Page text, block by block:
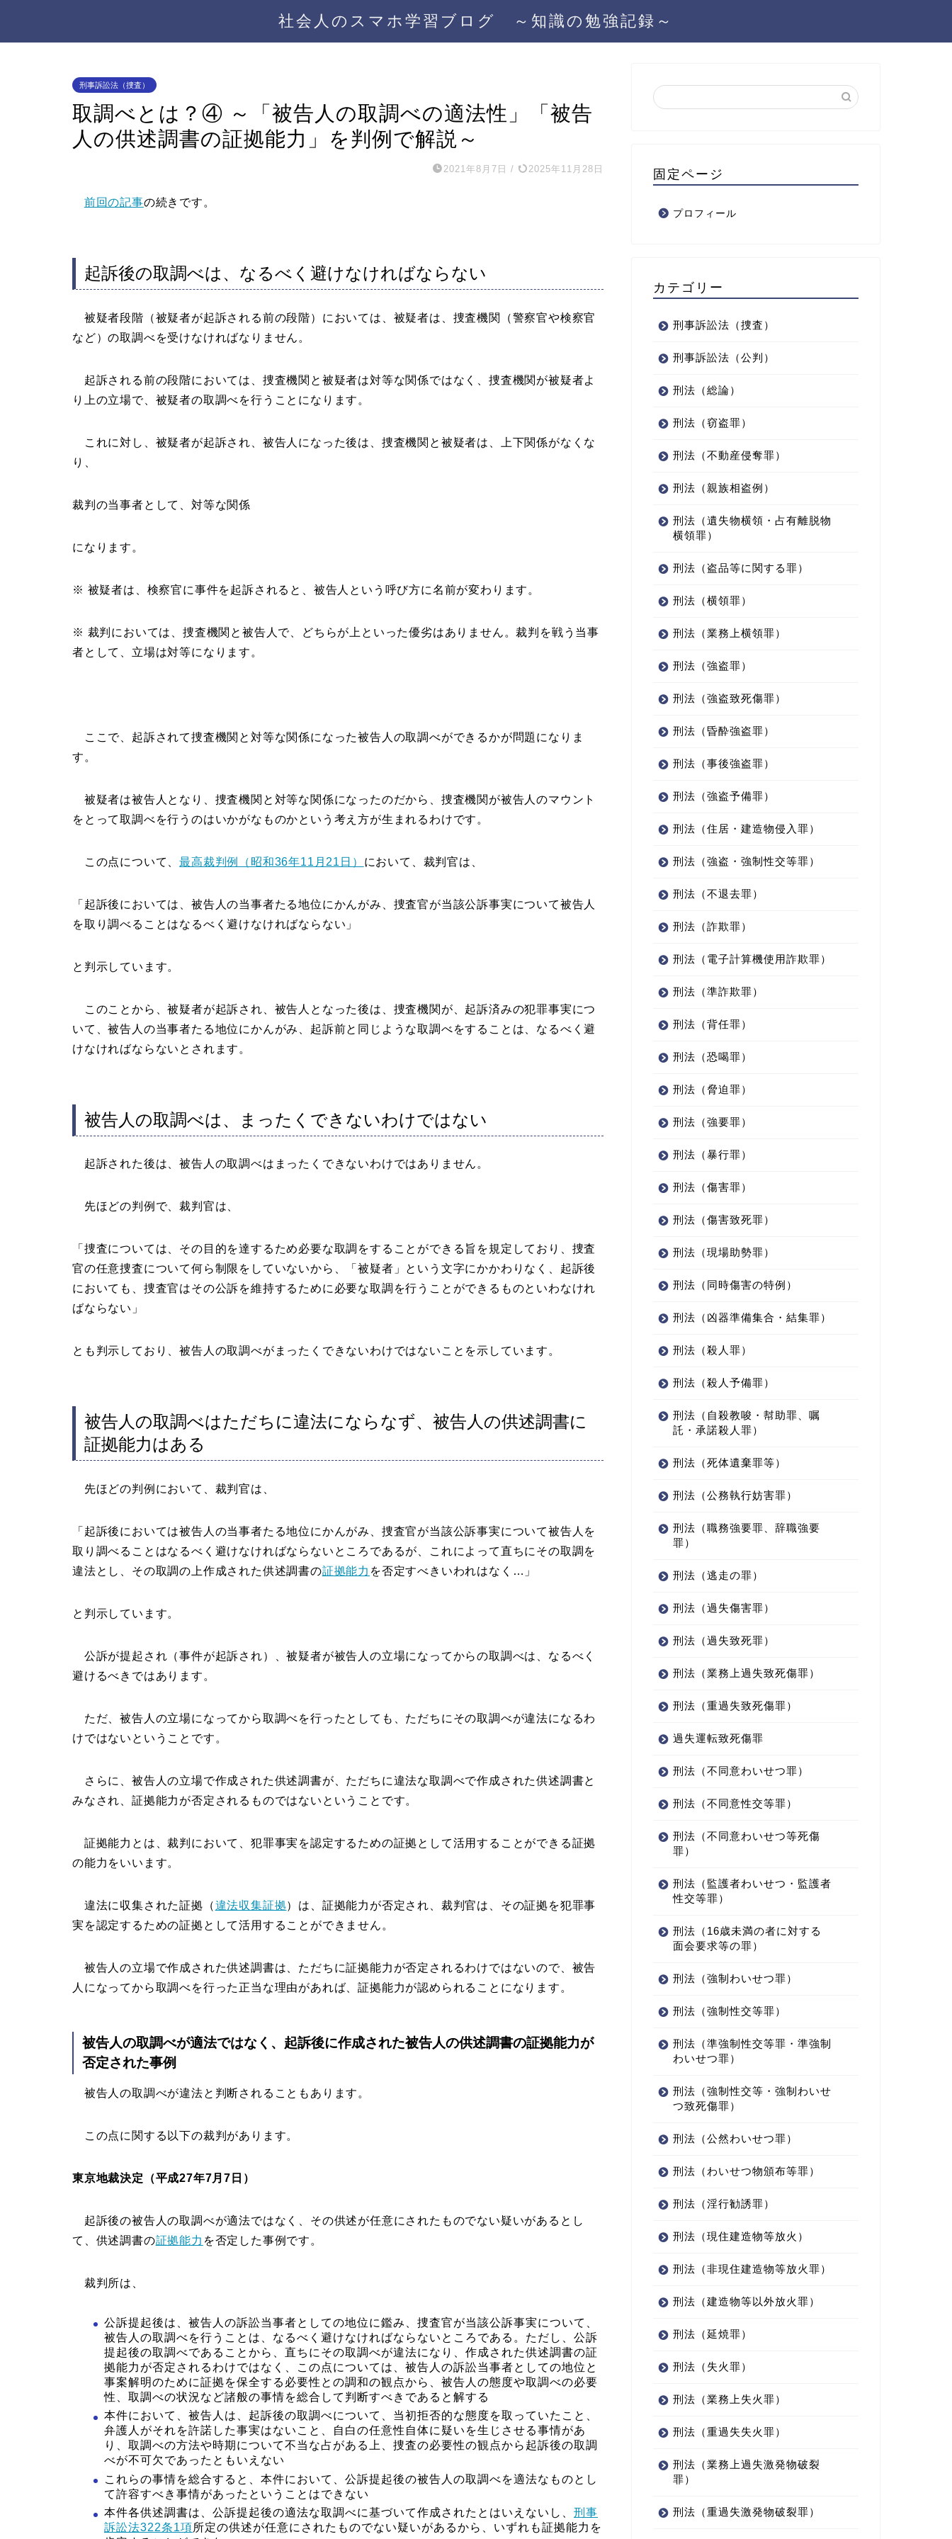
社会人のスマホ学習ブログ ～知識の勉強記録～
刑事訴訟法（捜査）
取調べとは？④ ～「被告人の取調べの適法性」「被告
人の供述調書の証拠能力」を判例で解説～
2021年8月7日 / 2025年11月28日
前回の記事の続きです。
起訴後の取調べは、なるべく避けなければならない
被疑者段階（被疑者が起訴される前の段階）においては、被疑者は、捜査機関（警察官や検察官
など）の取調べを受けなければなりません。
起訴される前の段階においては、捜査機関と被疑者は対等な関係ではなく、捜査機関が被疑者よ
り上の立場で、被疑者の取調べを行うことになります。
これに対し、被疑者が起訴され、被告人になった後は、捜査機関と被疑者は、上下関係がなくな
り、
裁判の当事者として、対等な関係
になります。
※ 被疑者は、検察官に事件を起訴されると、被告人という呼び方に名前が変わります。
※ 裁判においては、捜査機関と被告人で、どちらが上といった優劣はありません。裁判を戦う当事
者として、立場は対等になります。
ここで、起訴されて捜査機関と対等な関係になった被告人の取調べができるかが問題になりま
す。
被疑者は被告人となり、捜査機関と対等な関係になったのだから、捜査機関が被告人のマウント
をとって取調べを行うのはいかがなものかという考え方が生まれるわけです。
この点について、最高裁判例（昭和36年11月21日） において、裁判官は、
「起訴後においては、被告人の当事者たる地位にかんがみ、捜査官が当該公訴事実について被告人
を取り調べることはなるべく避けなければならない」
と判示しています。
このことから、被疑者が起訴され、被告人となった後は、捜査機関が、起訴済みの犯罪事実につ
いて、被告人の当事者たる地位にかんがみ、起訴前と同じような取調べをすることは、なるべく避
けなければならないとされます。
被告人の取調べは、まったくできないわけではない
起訴された後は、被告人の取調べはまったくできないわけではありません。
先ほどの判例で、裁判官は、
「捜査については、その目的を達するため必要な取調をすることができる旨を規定しており、捜査
官の任意捜査について何ら制限をしていないから、「被疑者」という文字にかかわりなく、起訴後
においても、捜査官はその公訴を維持するために必要な取調を行うことができるものといわなけれ
ばならない」
とも判示しており、被告人の取調べがまったくできないわけではないことを示しています。
被告人の取調べはただちに違法にならなず、被告人の供述調書に
証拠能力はある
先ほどの判例において、裁判官は、
「起訴後においては被告人の当事者たる地位にかんがみ、捜査官が当該公訴事実について被告人を
取り調べることはなるべく避けなければならないところであるが、これによって直ちにその取調を
違法とし、その取調の上作成された供述調書の証拠能力 を否定すべきいわれはなく…」
と判示しています。
公訴が提起され（事件が起訴され）、被疑者が被告人の立場になってからの取調べは、なるべく
避けるべきではあります。
ただ、被告人の立場になってから取調べを行ったとしても、ただちにその取調べが違法になるわ
けではないということです。
さらに、被告人の立場で作成された供述調書が、ただちに違法な取調べで作成された供述調書と
みなされ、証拠能力が否定されるものではないということです。
証拠能力とは、裁判において、犯罪事実を認定するための証拠として活用することができる証拠
の能力をいいます。
違法に収集された証拠（違法収集証拠）は、証拠能力が否定され、裁判官は、その証拠を犯罪事
実を認定するための証拠として活用することができません。
被告人の立場で作成された供述調書は、ただちに証拠能力が否定されるわけではないので、被告
人になってから取調べを行った正当な理由があれば、証拠能力が認められることになります。
被告人の取調べが適法ではなく、起訴後に作成された被告人の供述調書の証拠能力が
否定された事例
被告人の取調べが違法と判断されることもあります。
この点に関する以下の裁判があります。
東京地裁決定（平成27年7月7日）
起訴後の被告人の取調べが適法ではなく、その供述が任意にされたものでない疑いがあるとし
て、供述調書の証拠能力 を否定した事例です。
裁判所は、
公訴提起後は、被告人の訴訟当事者としての地位に鑑み、捜査官が当該公訴事実について、
被告人の取調べを行うことは、なるべく避けなければならないところである。ただし、公訴
提起後の取調べであることから、直ちにその取調べが違法になり、作成された供述調書の証
拠能力が否定されるわけではなく、この点については、被告人の訴訟当事者としての地位と
事案解明のために証拠を保全する必要性との調和の観点から、被告人の態度や取調べの必要
性、取調べの状況など諸般の事情を総合して判断すべきであると解する
本件において、被告人は、起訴後の取調べについて、当初拒否的な態度を取っていたこと、
弁護人がそれを許諾した事実はないこと、自白の任意性自体に疑いを生じさせる事情があ
り、取調べの方法や時期について不当な占がある上、捜査の必要性の観点から起訴後の取調
べが不可欠であったともいえない
これらの事情を総合すると、本件において、公訴提起後の被告人の取調べを適法なものとし
て許容すべき事情があったということはできない
本件各供述調書は、公訴提起後の適法な取調べに基づいて作成されたとはいえないし、 刑事
訴訟法322条1項所定の供述が任意にされたものでない疑いがあるから、いずれも証拠能力を
固定ページ
プロフィール
カテゴリー
刑事訴訟法（捜査）
刑事訴訟法（公判）
刑法（総論）
刑法（窃盗罪）
刑法（不動産侵奪罪）
刑法（親族相盗例）
刑法（遺失物横領・占有離脱物
横領罪）
刑法（盗品等に関する罪）
刑法（横領罪）
刑法（業務上横領罪）
刑法（強盗罪）
刑法（強盗致死傷罪）
刑法（昏酔強盗罪）
刑法（事後強盗罪）
刑法（強盗予備罪）
刑法（住居・建造物侵入罪）
刑法（強盗・強制性交等罪）
刑法（不退去罪）
刑法（詐欺罪）
刑法（電子計算機使用詐欺罪）
刑法（準詐欺罪）
刑法（背任罪）
刑法（恐喝罪）
刑法（脅迫罪）
刑法（強要罪）
刑法（暴行罪）
刑法（傷害罪）
刑法（傷害致死罪）
刑法（現場助勢罪）
刑法（同時傷害の特例）
刑法（凶器準備集合・結集罪）
刑法（殺人罪）
刑法（殺人予備罪）
刑法（自殺教唆・幇助罪、嘱
託・承諾殺人罪）
刑法（死体遺棄罪等）
刑法（公務執行妨害罪）
刑法（職務強要罪、辞職強要
罪）
刑法（逃走の罪）
刑法（過失傷害罪）
刑法（過失致死罪）
刑法（業務上過失致死傷罪）
刑法（重過失致死傷罪）
過失運転致死傷罪
刑法（不同意わいせつ罪）
刑法（不同意性交等罪）
刑法（不同意わいせつ等死傷
罪）
刑法（監護者わいせつ・監護者
性交等罪）
刑法（16歳未満の者に対する
面会要求等の罪）
刑法（強制わいせつ罪）
刑法（強制性交等罪）
刑法（準強制性交等罪・準強制
わいせつ罪）
刑法（強制性交等・強制わいせ
つ致死傷罪）
刑法（公然わいせつ罪）
刑法（わいせつ物頒布等罪）
刑法（淫行勧誘罪）
刑法（現住建造物等放火）
刑法（非現住建造物等放火罪）
刑法（建造物等以外放火罪）
刑法（延焼罪）
刑法（失火罪）
刑法（業務上失火罪）
刑法（重過失失火罪）
刑法（業務上過失激発物破裂
罪）
刑法（重過失激発物破裂罪）